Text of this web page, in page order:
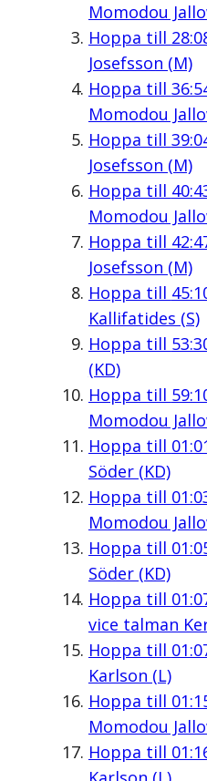
Momodou
Hoppa till
Josefsson (M)
Hoppa till
Momodou
Hoppa till
Josefsson (M)
Hoppa till
Momodou
Hoppa till
Josefsson (M)
Hoppa till
Kallifatides (S)
Hoppa till
(KD)
Hoppa till
Momodou
Hoppa till
Söder (KD)
Hoppa till
Momodou
Hoppa till
Söder (KD)
Hoppa till
vice talman
Hoppa till
Karlson (L)
Hoppa till
Momodou
Hoppa till